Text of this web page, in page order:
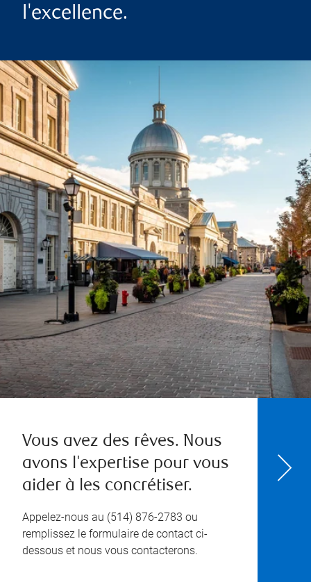
l'excellence.
Vous avez des rêves. Nous
avons l'expertise pour vous
aider à les concrétiser.
Appelez-nous au (514) 876-2783 ou
remplissez le formulaire de contact ci-
dessous et nous vous contacterons.